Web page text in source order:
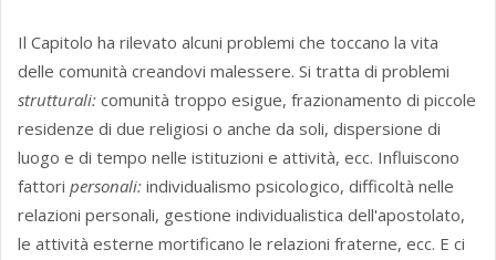
Il Capitolo ha rilevato alcuni problemi che toccano la vita
delle comunità creandovi malessere. Si tratta di problemi
strutturali: comunità troppo esigue, frazionamento di piccole
residenze di due religiosi o anche da soli, dispersione di
luogo e di tempo nelle istituzioni e attività, ecc. Influiscono
fattori personali: individualismo psicologico, difficoltà nelle
relazioni personali, gestione individualistica dell'apostolato,
le attività esterne mortificano le relazioni fraterne, ecc. E ci